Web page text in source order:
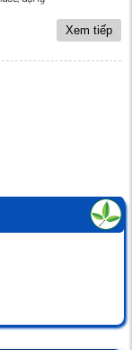
Xem tiếp